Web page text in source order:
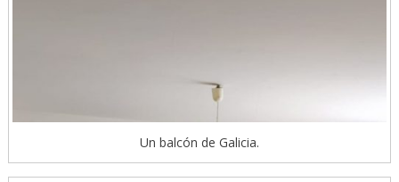
Un balcón de Galicia.